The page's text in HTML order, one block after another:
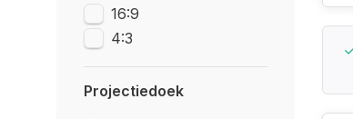
16:9
4:3
Projectiedoek